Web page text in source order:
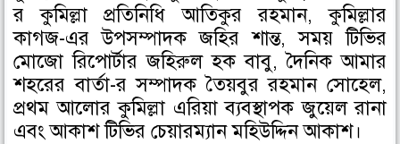
র কুমিল্লা প্রতিনিধি আতিকুর রহমান, কুমিল্লার
কাগজ-এর উপসম্পাদক জহির শান্ত, সময় টিভির
মোজো রিপোর্টার জহিরুল হক বাবু, দৈনিক আমার
শহরের বার্তা-র সম্পাদক তৈয়বুর রহমান সোহেল,
প্রথম আলোর কুমিল্লা এরিয়া ব্যবস্থাপক জুয়েল রানা
এবং আকাশ টিভির চেয়ারম্যান মহিউদ্দিন আকাশ।